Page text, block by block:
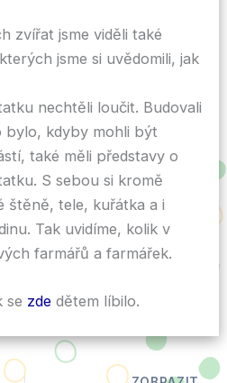
zvířat jsme viděli také
jsme si uvědomili, jak
nechtěli loučit. Budovali
bylo, kdyby mohli být
také měli představy o
S sebou si kromě
štěně, tele, kuřátka a i
Tak uvidíme, kolik v
farmářů a farmářek.
se zdedětem líbilo.